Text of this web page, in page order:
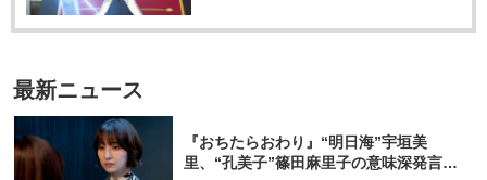
最新ニュース
『おちたらおわり』“明日海”宇垣美
里、“孔美子”篠田麻里子の意味深発言に